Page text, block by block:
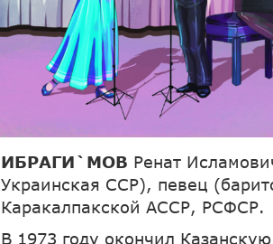
ИБРАГИ`МОВ Ренат
Украинская ССР), певец
Каракалпакской АССР, РСФСР.
В 1973 году окончил